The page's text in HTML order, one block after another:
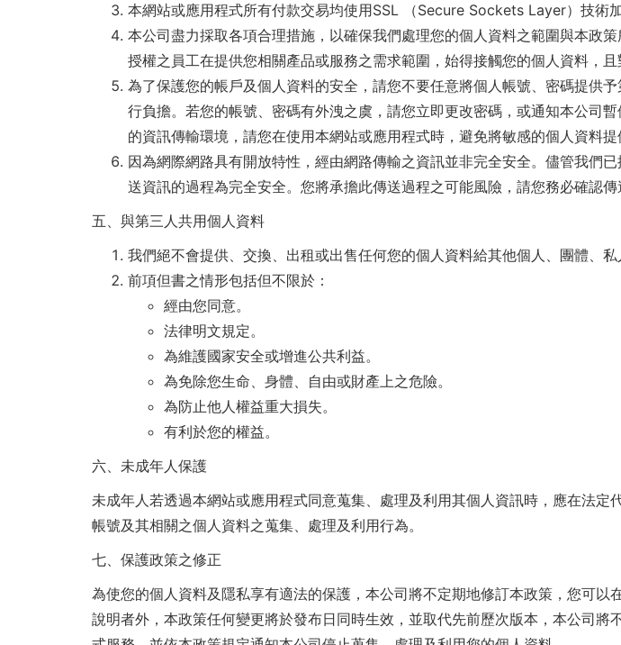
本網站或應用程式所有付款交易均使用SSL （Secure Sockets Layer）技術加
本公司盡力採取各項合理措施，以確保我們處理您的個人資料之範圍與本政
授權之員工在提供您相關產品或服務之需求範圍，始得接觸您的個人資料，且
為了保護您的帳戶及個人資料的安全，請您不要任意將個人帳號、密碼提供
行負擔。若您的帳號、密碼有外洩之虞，請您立即更改密碼，或通知本公司
的資訊傳輸環境，請您在使用本網站或應用程式時，避免將敏感的個人資料提
因為網際網路具有開放特性，經由網路傳輸之資訊並非完全安全。儘管我們
送資訊的過程為完全安全。您將承擔此傳送過程之可能風險，請您務必確認傳
五、與第三人共用個人資料
我們絕不會提供、交換、出租或出售任何您的個人資料給其他個人、團體、
前項但書之情形包括但不限於：
經由您同意。
法律明文規定。
為維護國家安全或增進公共利益。
為免除您生命、身體、自由或財產上之危險。
為防止他人權益重大損失。
有利於您的權益。
六、未成年人保護
未成年人若透過本網站或應用程式同意蒐集、處理及利用其個人資訊時，應在法
帳號及其相關之個人資料之蒐集、處理及利用行為。
七、保護政策之修正
為使您的個人資料及隱私享有適法的保護，本公司將不定期地修訂本政策，您可
說明者外，本政策任何變更將於發布日同時生效，並取代先前歷次版本，本公司